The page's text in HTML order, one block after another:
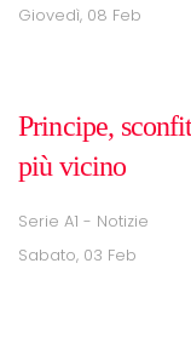
Giovedì, 08 Feb
Principe,
più vicino
Serie A1 - Notizie
Sabato, 03 Feb